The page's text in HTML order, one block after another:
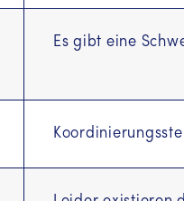
Es gibt eine